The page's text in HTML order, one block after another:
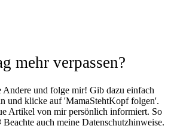
mehr verpassen?
Andere und folge mir! Gib dazu einfach
und klicke auf 'MamaStehtKopf folgen'.
Artikel von mir persönlich informiert. So
auch meine Datenschutzhinweise.